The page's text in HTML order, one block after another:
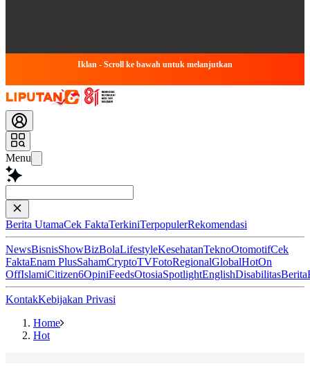
Iklan - Scroll ke bawah untuk melanjutkan
Menu
Baca lebih cepat.
Berita UtamaCek FaktaTerkiniTerpopulerRekomendasi
NewsBisnisShowBizBolaLifestyleKesehatanTeknoOtomotifCek
FaktaEnam PlusSahamCryptoTVFotoRegionalGlobalHotOn
OffIslamiCitizen6OpiniFeedsOtosiaSpotlightEnglishDisabilitasBerita
KontakKebijakan Privasi
Home
Hot